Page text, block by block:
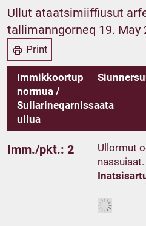
Ullut ataatsimiiffiusut
tallimanngorneq 19. May
Print
Immikkoortup
normua /
Suliarineqarnissaata
ullua
Imm./pkt.: 2
Ullormut
nassuiaat.